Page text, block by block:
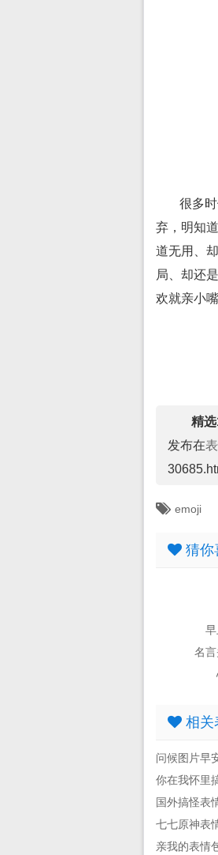
很多
弃，明知
道无用、
局、却还
欢就亲小嘴
精
发布在
emoji
猜你
名
相关
问候图片早
你在我怀里
国外搞怪表
七七原神表
亲我的表情